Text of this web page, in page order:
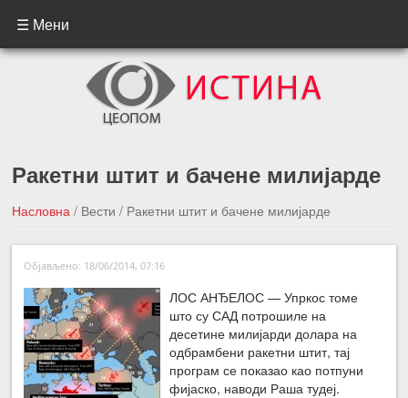
☰ Мени
Ракетни штит и бачене милијарде
Насловна / Вести/ Ракетни штит и бачене милијарде
←Претходна вест
Следећа вест →
Објављено: 18/06/2014, 07:16
ЛОС АНЂЕЛОС — Упркос томе
што су САД потрошиле на
десетине милијарди долара на
одбрамбени ракетни штит, тај
програм се показао као потпуни
фијаско, наводи Раша тудеј.